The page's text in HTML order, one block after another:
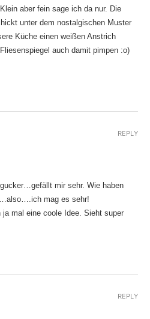
aber fein sage ich da nur. Die
unter dem nostalgischen Muster
Küche einen weißen Anstrich
auch damit pimpen :o)
mir sehr. Wie haben
mag es sehr!
mal eine coole Idee. Sieht super
REPLY
REPLY